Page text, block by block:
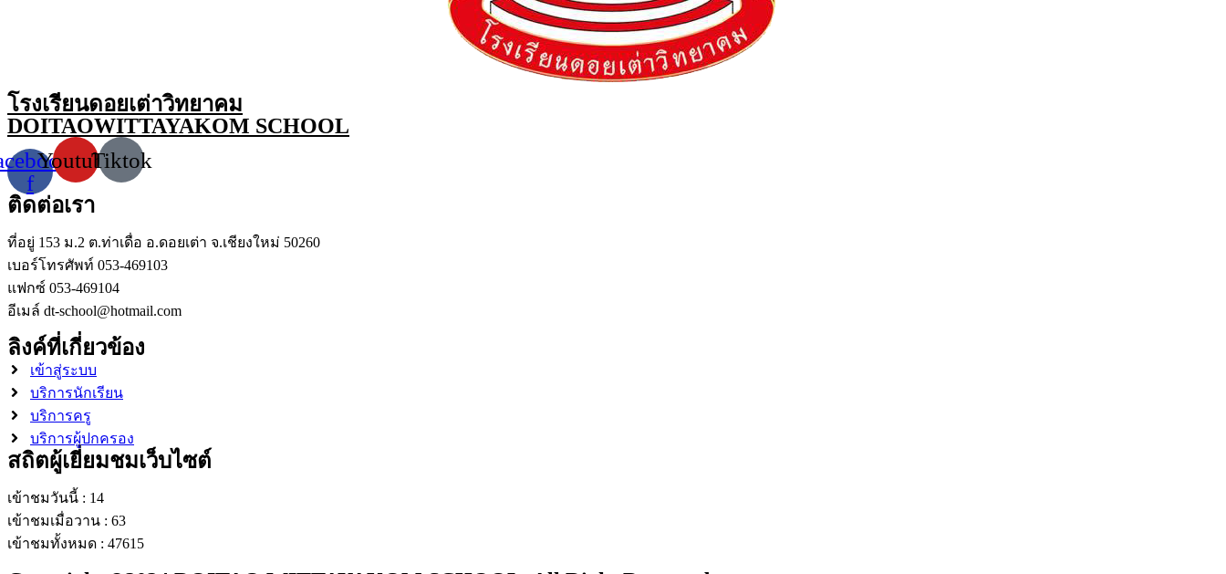
โรงเรียนดอยเต่าวิทยาคม
DOITAOWITTAYAKOM SCHOOL
f
YoutubeTiktok
ติดต่อเรา
ที่อยู่ 153 ม.2 ต.ท่าเดื่อ อ.ดอยเต่า จ.เชียงใหม่ 50260
เบอร์โทรศัพท์ 053-469103
แฟกซ์ 053-469104
อีเมล์ dt-school@hotmail.com
ลิงค์ที่เกี่ยวข้อง
เข้าสู่ระบบ
บริการนักเรียน
บริการครู
บริการผู้ปกครอง
สถิตผู้เยี่ยมชมเว็บไซต์
เข้าชมวันนี้ : 14
เข้าชมเมื่อวาน : 63
เข้าชมทั้งหมด : 47615